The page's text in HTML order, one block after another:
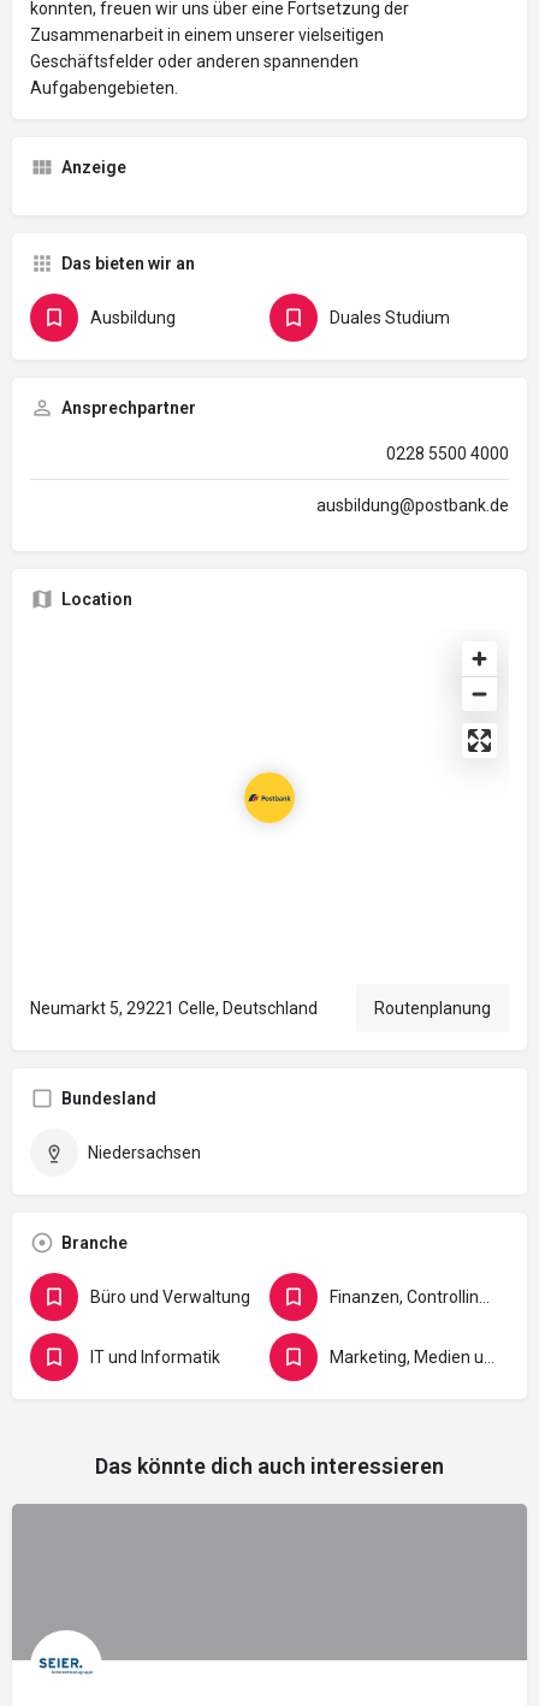
konnten, freuen wir uns über eine Fortsetzung der
Zusammenarbeit in einem unserer vielseitigen
Geschäftsfelder oder anderen spannenden
Aufgabengebieten.
Anzeige
Das bieten wir an
Ausbildung Duales Studium
Ansprechpartner
0228 5500 4000
ausbildung@postbank.de
Location
Neumarkt 5, 29221 Celle, Deutschland Routenplanung
Bundesland
Niedersachsen
Branche
Büro und Verwaltung
IT und Informatik
Das könnte dich auch interessieren